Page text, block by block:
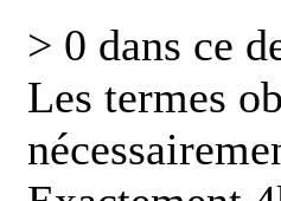
> 0 dans ce
Les termes